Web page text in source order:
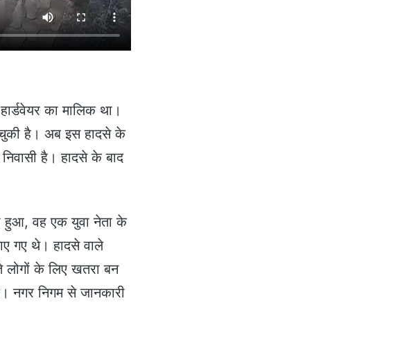
का मालिक था।
चुकी है। अब इस हादसे के
है। हादसे के बाद
हुआ, वह एक युवा नेता के
गए थे। हादसे वाले
के लिए खतरा बन
नगर निगम से जानकारी